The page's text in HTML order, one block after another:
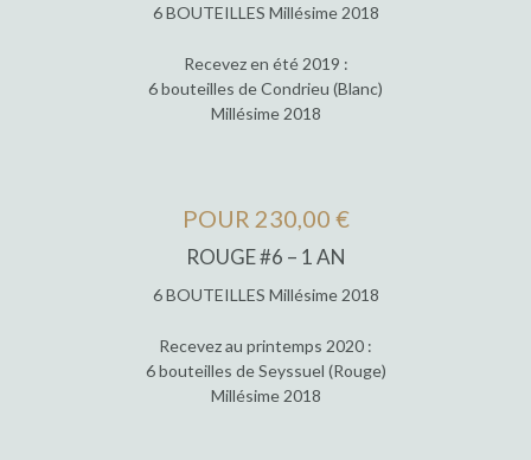
6 BOUTEILLES Millésime 2018
Recevez en été 2019 :
6 bouteilles de Condrieu (Blanc)
Millésime 2018
POUR 230,00 €
ROUGE #6 – 1 AN
6 BOUTEILLES Millésime 2018
Recevez au printemps 2020 :
6 bouteilles de Seyssuel (Rouge)
Millésime 2018